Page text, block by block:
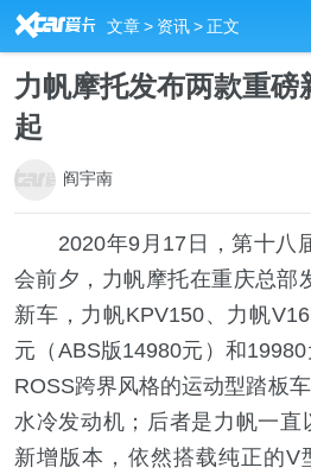
R 文章> 资讯>正文
力帆摩托发布两款重磅
起
阎宇南
2020年9月17日，第十八
会前夕，力帆摩托在重庆总部
新车，力帆KPV150、力帆
元（ABS版14980元）和
ROSS跨界风格的运动型踏板
水冷发动机；后者是力帆一直
新增版本，依然搭载纯正的V